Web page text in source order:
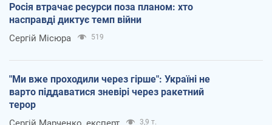
Росія втрачає ресурси поза планом: хто
насправді диктує темп війни
Сергій Місюра 519
"Ми вже проходили через гірше": Україні не
варто піддаватися зневірі через ракетний
терор
3,9 т.